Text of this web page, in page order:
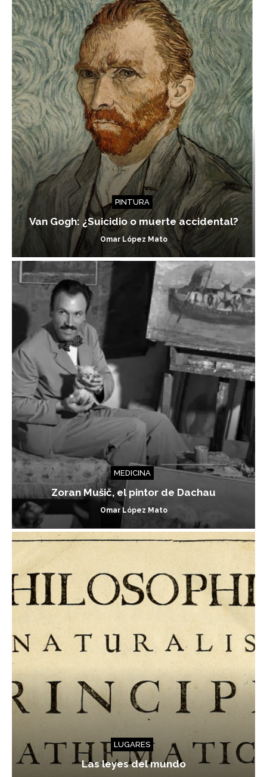
PINTURA
Van Gogh: ¿Suicidio o muerte accidental?
Omar López Mato
MEDICINA
Zoran Mušič, el pintor de Dachau
Omar López Mato
LUGARES
Las leyes del mundo